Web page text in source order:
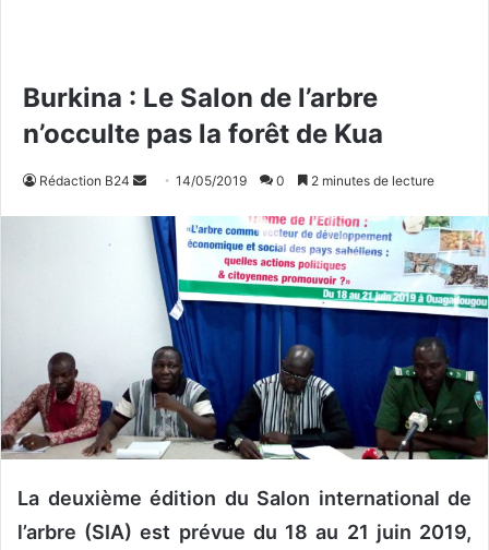
Burkina : Le Salon de l’arbre
n’occulte pas la forêt de Kua
Rédaction B24
v
u
n
c
o
14/05/2019 0 2 minutes de lecture
La deuxième édition du Salon international de
l’arbre (SIA) est prévue du 18 au 21 juin 2019,